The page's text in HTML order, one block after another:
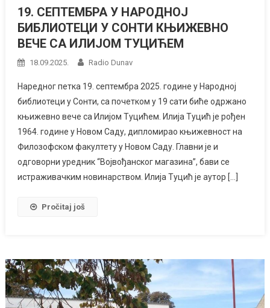
19. СЕПТЕМБРА У НАРОДНОЈ
БИБЛИОТЕЦИ У СОНТИ КЊИЖЕВНО
ВЕЧЕ СА ИЛИЈОМ ТУЦИЋЕМ
18.09.2025. Radio Dunav
Наредног петка 19. септембра 2025. године у Народној
библиотеци у Сонти, са почетком у 19 сати биће одржано
књижевно вече са Илијом Туцићем. Илија Туцић је рођен
1964. године у Новом Саду, дипломирао књижевност на
Филозофском факултету у Новом Саду. Главни је и
одговорни уредник “Војвођанског магазина”, бави се
истраживачким новинарством. Илија Туцић је аутор […]
Pročitaj još